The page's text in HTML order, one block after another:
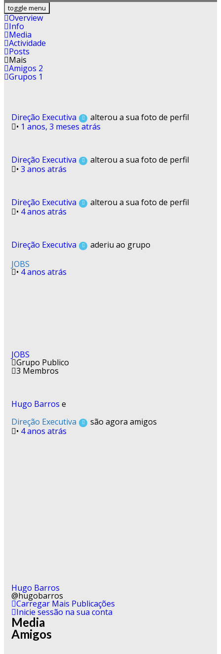
-
toggle menu
Overview
Info
Media
Actividade
Posts
Mais
Amigos 2
Grupos 1
Direção Executiva
alterou a sua foto de perfil
• 1 anos, 3 meses atrás
Direção Executiva
alterou a sua foto de perfil
• 3 anos atrás
Direção Executiva
alterou a sua foto de perfil
• 4 anos atrás
Direção Executiva
aderiu ao grupo
JOBS
• 4 anos atrás
JOBS
Grupo Publico
3 Membros
Hugo Barros e
Direção Executiva
são agora amigos
• 4 anos atrás
Hugo Barros
@hugobarros
Carregar Mais Publicações
Inicie sessão na sua conta
Media
Amigos